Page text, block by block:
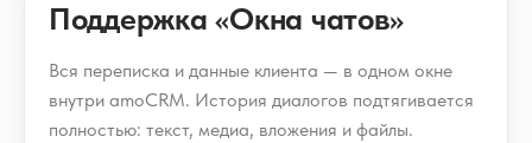
Поддержка «Окна чатов»
Вся переписка и данные клиента — в одном окне
внутри amoCRM. История диалогов подтягивается
полностью: текст, медиа, вложения и файлы.